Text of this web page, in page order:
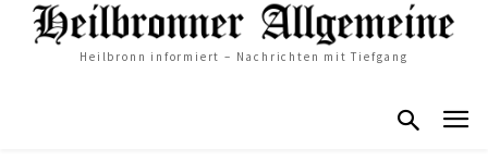
Heilbronn informiert – Nachrichten mit Tiefgang